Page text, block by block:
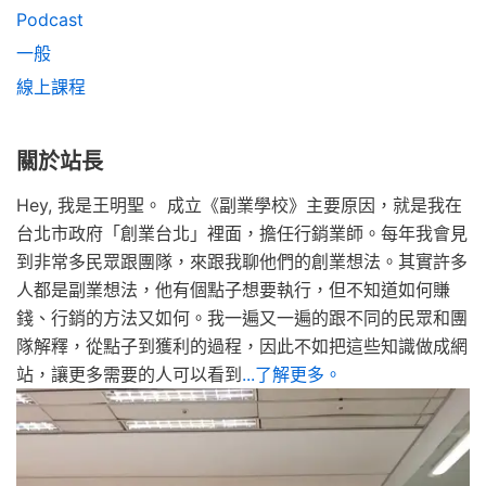
Podcast
一般
線上課程
關於站長
Hey, 我是王明聖。 成立《副業學校》主要原因，就是我在
台北市政府「創業台北」裡面，擔任行銷業師。每年我會見
到非常多民眾跟團隊，來跟我聊他們的創業想法。其實許多
人都是副業想法，他有個點子想要執行，但不知道如何賺
錢、行銷的方法又如何。我一遍又一遍的跟不同的民眾和團
隊解釋，從點子到獲利的過程，因此不如把這些知識做成網
站，讓更多需要的人可以看到...了解更多。